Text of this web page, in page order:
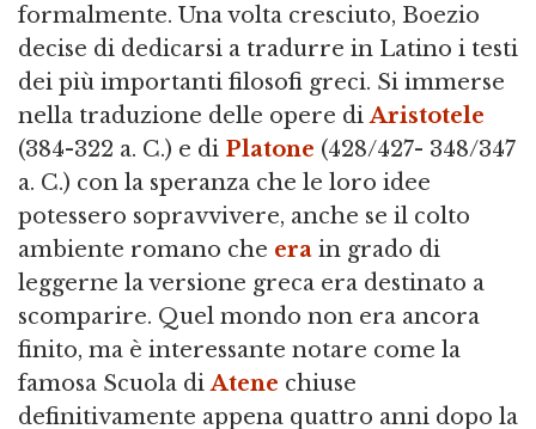
formalmente. Una volta cresciuto, Boezio
decise di dedicarsi a tradurre in Latino i testi
dei più importanti filosofi greci. Si immerse
nella traduzione delle opere diAristotele
(384-322 a. C.) e di Platone (428/427- 348/347
a. C.) con la speranza che le loro idee
potessero sopravvivere, anche se il colto
ambiente romano che era in grado di
leggerne la versione greca era destinato a
scomparire. Quel mondo non era ancora
finito, ma è interessante notare come la
famosa Scuola diAtene chiuse
definitivamente appena quattro anni dopo la